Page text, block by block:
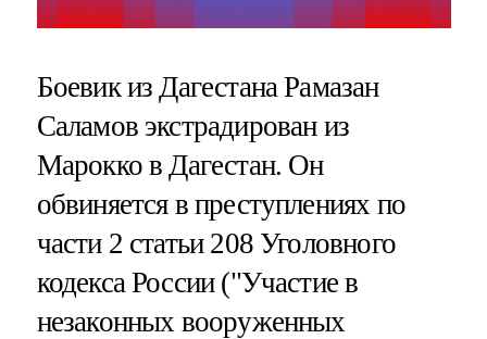
Боевик из Дагестана Рамазан
Саламов экстрадирован из
Марокко в Дагестан. Он
обвиняется в преступлениях по
части 2 статьи 208 Уголовного
кодекса России ("Участие в
незаконных вооруженных